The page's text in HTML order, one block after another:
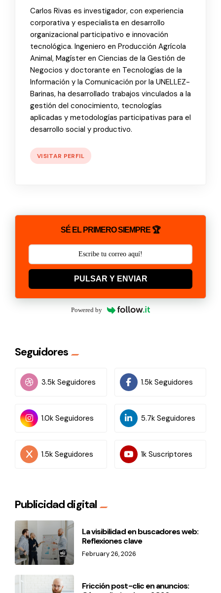
Carlos Rivas es investigador, con experiencia
corporativa y especialista en desarrollo
organizacional participativo e innovación
tecnológica. Ingeniero en Producción Agrícola
Animal, Magíster en Ciencias de la Gestión de
Negocios y doctorante en Tecnologías de la
Información y la Comunicación por la UNELLEZ-
Barinas, ha desarrollado trabajos vinculados a la
gestión del conocimiento, tecnologías
aplicadas y metodologías participativas para el
desarrollo social y productivo.
VISITAR PERFIL
SÉ EL PRIMERO SIEMPRE 🏆
PULSAR Y ENVIAR
Powered by
Seguidores
3.5k Seguidores 1.5k Seguidores
1.0k Seguidores 5.7k Seguidores
1.5k Seguidores 1k Suscriptores
Publicidad digital
La visibilidad en buscadores web:
Reflexiones clave
February 26, 2026
Fricción post-clic en anuncios: